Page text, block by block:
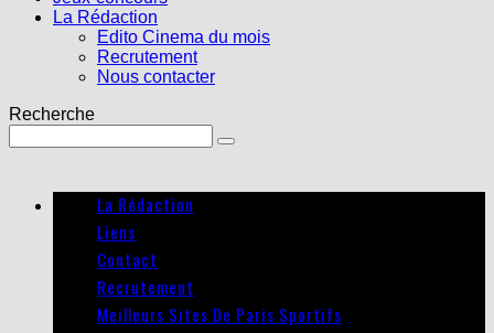
La Rédaction
Edito Cinema du mois
Recrutement
Nous contacter
Recherche
La Rédaction
Liens
Contact
Recrutement
Meilleurs Sites De Paris Sportifs